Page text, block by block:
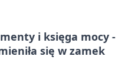
i księga mocy -
się w zamek